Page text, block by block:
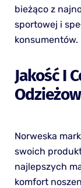
bieżąco z
sportowej i
konsumentów.
Jakość I
Norweska
swoich
najlepszych
komfort